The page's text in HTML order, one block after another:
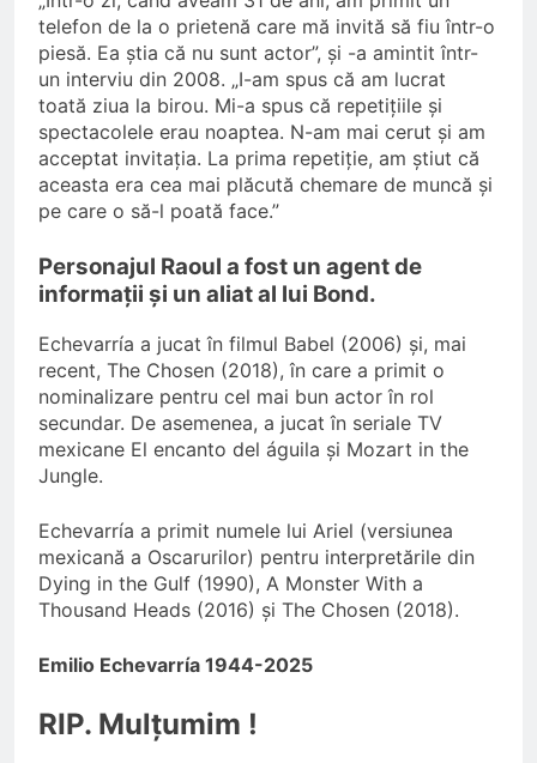
telefon de la o prietenă care mă invită să fiu într-o
piesă. Ea știa că nu sunt actor”, și -a amintit într-
un interviu din 2008. „I-am spus că am lucrat
toată ziua la birou. Mi-a spus că repetițiile și
spectacolele erau noaptea. N-am mai cerut și am
acceptat invitația. La prima repetiție, am știut că
aceasta era cea mai plăcută chemare de muncă și
pe care o să-l poată face.”
Personajul Raoul a fost un agent de
informații și un aliat al lui Bond.
Echevarría a jucat în filmul Babel (2006) și, mai
recent, The Chosen (2018), în care a primit o
nominalizare pentru cel mai bun actor în rol
secundar. De asemenea, a jucat în seriale TV
mexicane El encanto del águila și Mozart in the
Jungle.
Echevarría a primit numele lui Ariel (versiunea
mexicană a Oscarurilor) pentru interpretările din
Dying in the Gulf (1990), A Monster With a
Thousand Heads (2016) și The Chosen (2018).
Emilio Echevarría 1944-2025
RIP. Mulțumim !